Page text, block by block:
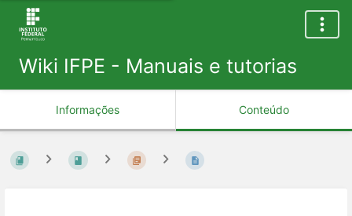
Wiki IFPE - Manuais e tutorias
Informações Conteúdo